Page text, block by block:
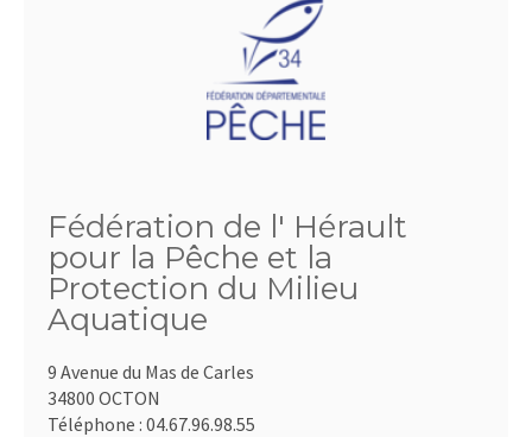
Fédération de l' Hérault
pour la Pêche et la
Protection du Milieu
Aquatique
9 Avenue du Mas de Carles
34800 OCTON
Téléphone : 04.67.96.98.55